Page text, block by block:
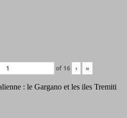
of 16 › »
: le Gargano et les iles Tremiti